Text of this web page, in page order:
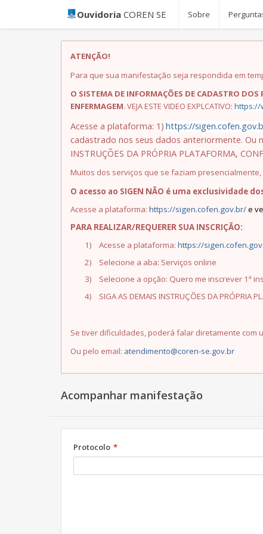
Ouvidoria COREN SE Sobre
ATENÇÃO!
Para que sua manifestação seja respondida em
O SISTEMA DE INFORMAÇÕES DE CADASTRO
ENFERMAGEM. VEJA ESTE VIDEO EXPLCATIVO: https://
Acesse a plataforma: 1) https://
cadastrado nos seus dados anteriormente. Ou
INSTRUÇÕES DA PRÓPRIA PLATAFORMA,
Muitos dos serviços que se faziam presencialmente,
O acesso ao SIGEN NÃO é uma exclusividade
Acesse a plataforma: https://sigen.cofen.gov.br/e
PARA REALIZAR/REQUERER SUA INSCRIÇÃO:
1)
Acesse a plataforma: https://
2)
Selecione a aba: Serviços online
3)
Selecione a opção: Quero me inscrever 1ª
4)
SIGA AS DEMAIS INSTRUÇÕES DA PRÓPRIA
Se tiver dificuldades, poderá falar diretamente com
Ou pelo email: atendimento@coren-se.gov.br
Acompanhar manifestação
Protocolo